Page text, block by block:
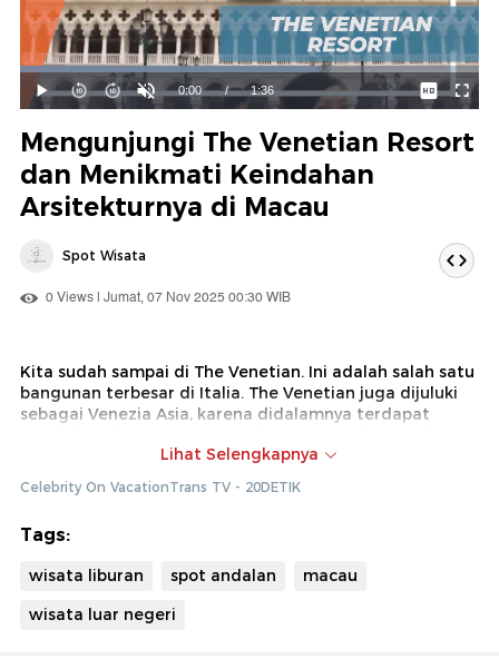
Mainkan
Suara
Hidup
Waktu
0:00 / Durasi
1:36
Dimuat:
65.06%
Mengunjungi The Venetian Resort
dan Menikmati Keindahan
Arsitekturnya di Macau
Spot Wisata
0 Views | Jumat, 07 Nov 2025 00:30 WIB
Kita sudah sampai di The Venetian. Ini adalah salah satu
bangunan terbesar di Italia. The Venetian juga dijuluki
sebagai Venezia Asia, karena didalamnya terdapat
Dok : Celebrity on Vacation Trans TV (Ade)
Lihat Selengkapnya
Celebrity On VacationTrans TV - 20DETIK
Tags:
wisata liburan spot andalan
macau
wisata luar negeri